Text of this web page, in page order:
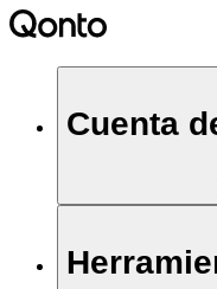
Cuenta